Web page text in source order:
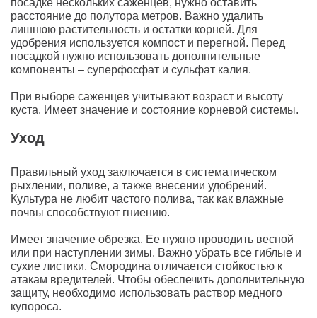
посадке нескольких саженцев, нужно оставить
расстояние до полутора метров. Важно удалить
лишнюю растительность и остатки корней. Для
удобрения используется компост и перегной. Перед
посадкой нужно использовать дополнительные
компоненты – суперфосфат и сульфат калия.
При выборе саженцев учитывают возраст и высоту
куста. Имеет значение и состояние корневой системы.
Уход
Правильный уход заключается в систематическом
рыхлении, поливе, а также внесении удобрений.
Культура не любит частого полива, так как влажные
почвы способствуют гниению.
Имеет значение обрезка. Ее нужно проводить весной
или при наступлении зимы. Важно убрать все гиблые и
сухие листики. Смородина отличается стойкостью к
атакам вредителей. Чтобы обеспечить дополнительную
защиту, необходимо использовать раствор медного
купороса.